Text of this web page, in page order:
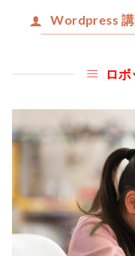
Wordpress
ロ